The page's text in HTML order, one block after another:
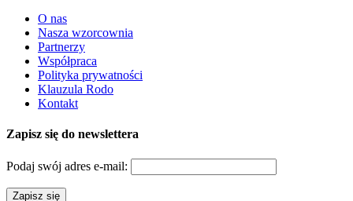
O nas
Nasza wzorcownia
Partnerzy
Współpraca
Polityka prywatności
Klauzula Rodo
Kontakt
Zapisz się do newslettera
Podaj swój adres e-mail: